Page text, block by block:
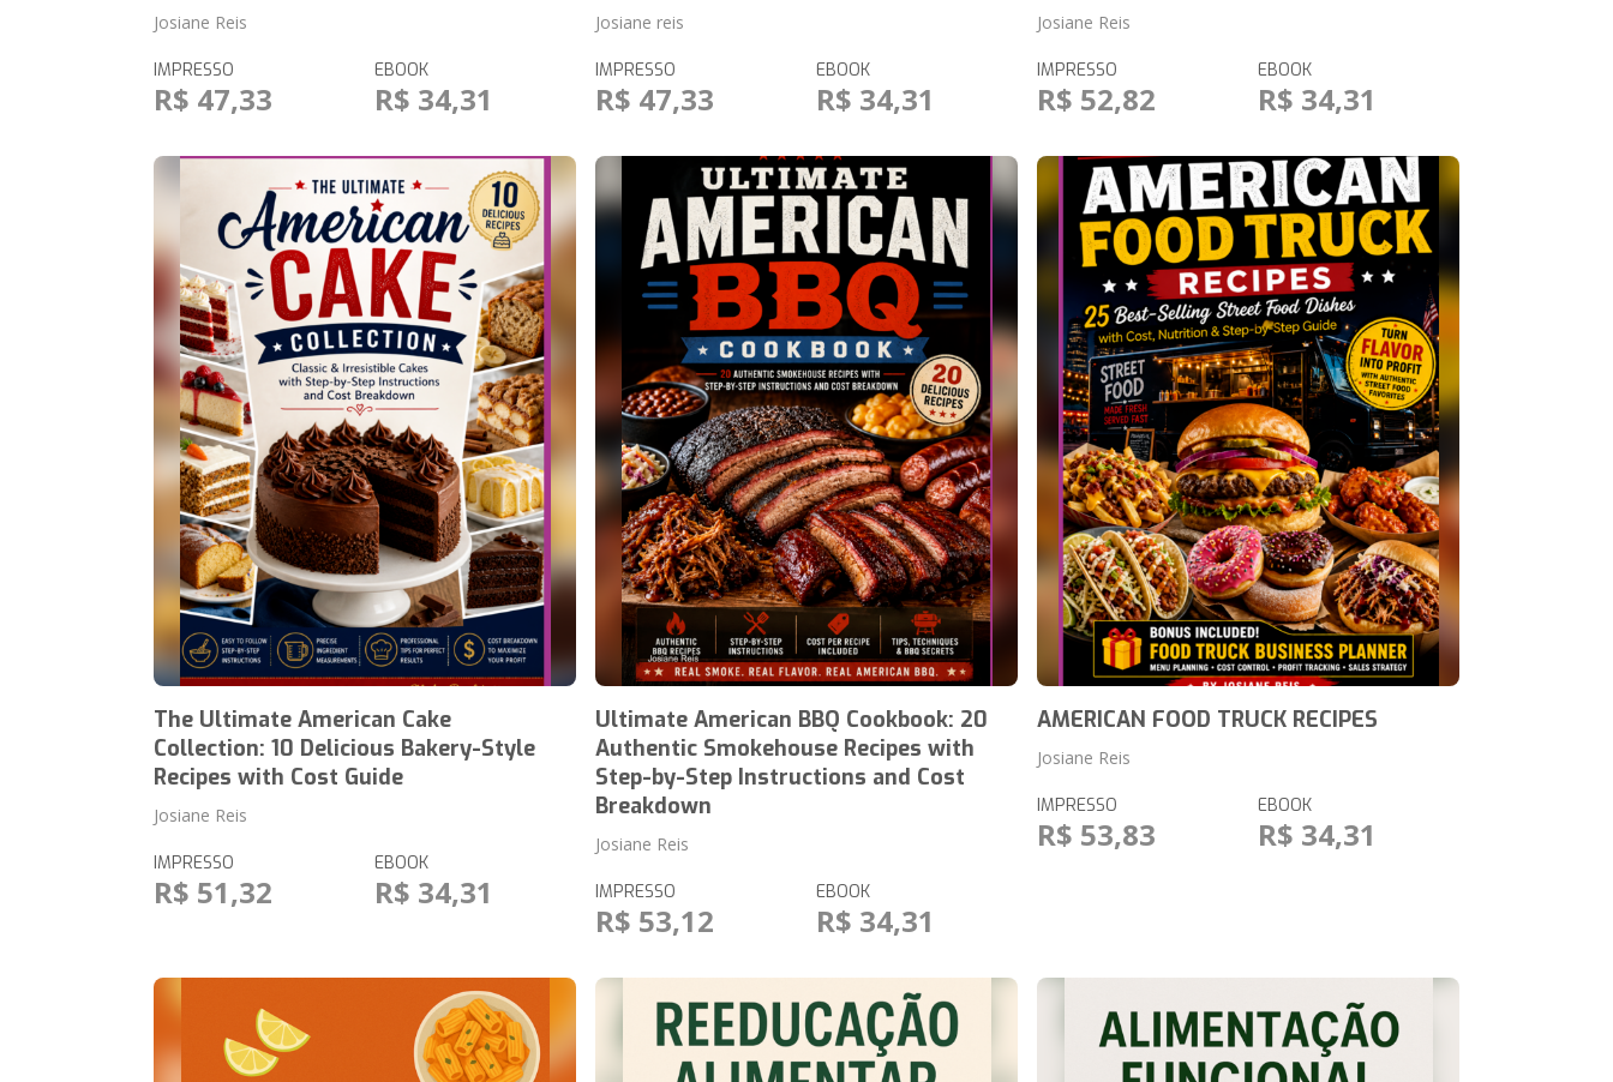
Josiane Reis
IMPRESSO
R$ 47,33
EBOOK
R$ 34,31
Josiane reis
IMPRESSO
R$ 47,33
EBOOK
R$ 34,31
Josiane Reis
IMPRESSO
R$ 52,82
EBOOK
R$ 34,31
The Ultimate American Cake
Collection: 10 Delicious Bakery-Style
Recipes with Cost Guide
Josiane Reis
IMPRESSO
R$ 51,32
EBOOK
R$ 34,31
Ultimate American BBQ Cookbook: 20
Authentic Smokehouse Recipes with
Step-by-Step Instructions and Cost
Breakdown
Josiane Reis
IMPRESSO
R$ 53,12
EBOOK
R$ 34,31
AMERICAN FOOD TRUCK RECIPES
Josiane Reis
IMPRESSO
R$ 53,83
EBOOK
R$ 34,31